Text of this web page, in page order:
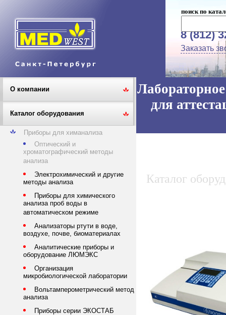
поиск по
8 (812)
Заказать
О компании
Каталог оборудования
Приборы для химанализа
Оптический и
хроматографический методы
анализа
Электрохимический и другие
методы анализа
Приборы для химического
анализа проб воды в
автоматическом режиме
Анализаторы ртути в воде,
воздухе, почве, биоматериалах
Аналитические приборы и
оборудование ЛЮМЭКС
Организация
микробиологической лаборатории
Вольтамперометрический метод
анализа
Приборы серии ЭКОСТАБ
для
Каталог